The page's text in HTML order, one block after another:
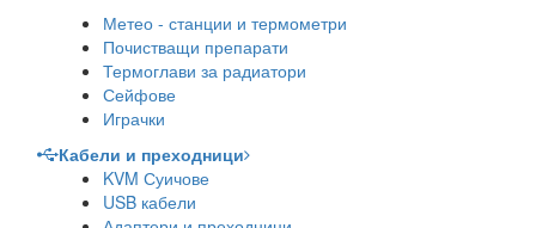
Метео - станции и термометри
Почистващи препарати
Термоглави за радиатори
Сейфове
Играчки
Кабели и преходници
KVM Суичове
USB кабели